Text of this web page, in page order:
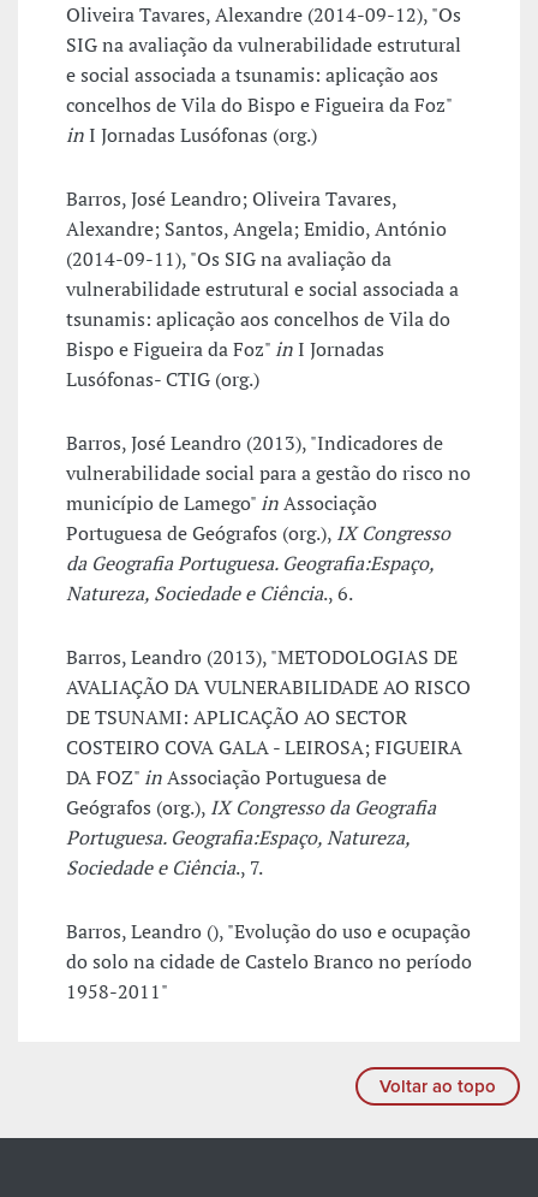
Oliveira Tavares, Alexandre (2014-09-12), "Os
SIG na avaliação da vulnerabilidade estrutural
e social associada a tsunamis: aplicação aos
concelhos de Vila do Bispo e Figueira da Foz"
in I Jornadas Lusófonas (org.)
Barros, José Leandro; Oliveira Tavares,
Alexandre; Santos, Angela; Emidio, António
(2014-09-11), "Os SIG na avaliação da
vulnerabilidade estrutural e social associada a
tsunamis: aplicação aos concelhos de Vila do
Bispo e Figueira da Foz"in I Jornadas
Lusófonas- CTIG (org.)
Barros, José Leandro (2013), "Indicadores de
vulnerabilidade social para a gestão do risco no
município de Lamego"inAssociação
Portuguesa de Geógrafos (org.), IX Congresso
da Geografia Portuguesa. Geografia:Espaço,
Natureza, Sociedade e Ciência., 6.
Barros, Leandro (2013), "METODOLOGIAS DE
AVALIAÇÃO DA VULNERABILIDADE AO RISCO
DE TSUNAMI: APLICAÇÃO AO SECTOR
COSTEIRO COVA GALA - LEIROSA; FIGUEIRA
DA FOZ"inAssociação Portuguesa de
Geógrafos (org.), IX Congresso da Geografia
Portuguesa. Geografia:Espaço, Natureza,
Sociedade e Ciência., 7.
Barros, Leandro (), "Evolução do uso e ocupação
do solo na cidade de Castelo Branco no período
1958-2011"
Voltar ao topo